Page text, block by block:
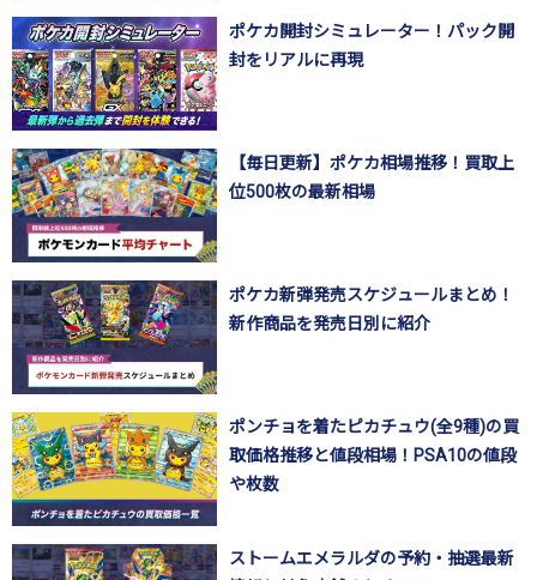
ポケカ開封シミュレーター！パック開
封をリアルに再現
【毎日更新】ポケカ相場推移！買取上
位500枚の最新相場
ポケカ新弾発売スケジュールまとめ！
新作商品を発売日別に紹介
ポンチョを着たピカチュウ(全9種)の買
取価格推移と値段相場！PSA10の値段
や枚数
ストームエメラルダの予約・抽選最新